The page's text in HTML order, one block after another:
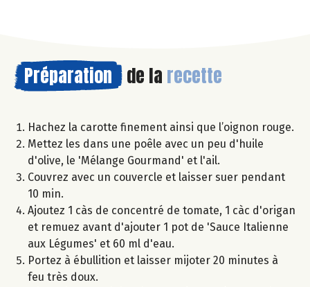
Préparation de la recette
Hachez la carotte finement ainsi que l’oignon rouge.
Mettez les dans une poêle avec un peu d'huile
d'olive, le 'Mélange Gourmand' et l'ail.
Couvrez avec un couvercle et laisser suer pendant
10 min.
Ajoutez 1 càs de concentré de tomate, 1 càc d'origan
et remuez avant d'ajouter 1 pot de 'Sauce Italienne
aux Légumes' et 60 ml d'eau.
Portez à ébullition et laisser mijoter 20 minutes à
feu très doux.